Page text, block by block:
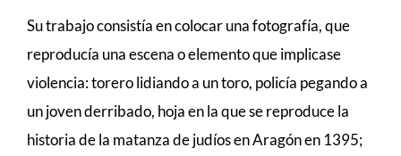
Su trabajo consistía en colocar una fotografía, que
reproducía una escena o elemento que implicase
violencia: torero lidiando a un toro, policía pegando a
un joven derribado, hoja en la que se reproduce la
historia de la matanza de judíos en Aragón en 1395;